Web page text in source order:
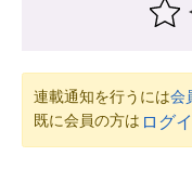
連載通知を行うには会
既に会員の方は ログ